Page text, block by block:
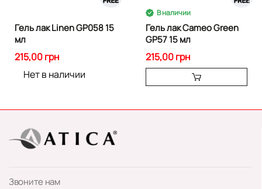
Гель лак Linen GP058 15
мл
215,00 грн
Нет в наличии
В наличии
Гель лак Cameo Green
GP57 15 мл
215,00 грн
Звоните нам